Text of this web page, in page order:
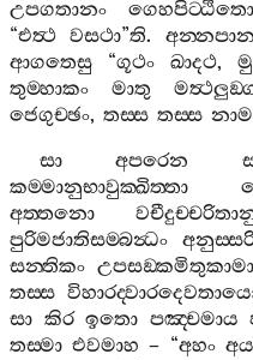
උපගතානං
ගෙහපිට‍්ඨිතො
“එත්‍ථ වසථා”ති.
ආගතෙසු “ගූථං ඛාදථ,
තුම‍්හාකං
මාතු
ජෙගුච‍්ඡං, තස‍්ස තස‍්ස
සා
අපරෙන
කම‍්මානුභාවුක‍්ඛිත‍්තා
අත‍්තනො
පුරිමජාතිසම‍්බන්‍ධං
සන‍්තිකං උපසඞ‍්කමිතුකාමා
තස‍්ස
සා කිර ඉතො පඤ‍්චමාය
තස‍්මා එවමාහ – “අහං